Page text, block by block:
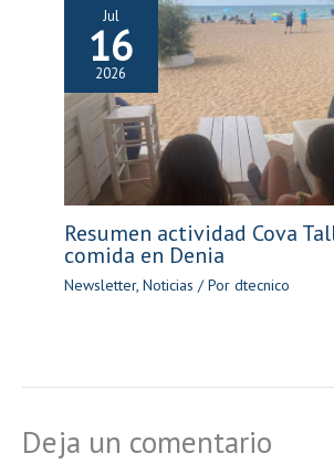
Jul
16
2026
Resumen actividad Cova
comida en Denia
Newsletter, Noticias / Por dtecnico
Deja un comentario